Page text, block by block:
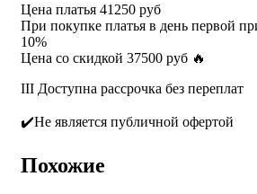
Цена платья 41250 руб
При покупке платья в день первой
10%
Цена со скидкой 37500 руб 🔥
III Доступна рассрочка без переплат
✔️Не является публичной офертой
Похожие